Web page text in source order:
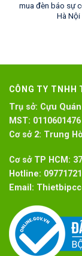
mua đèn báo sự
Hà Nội
CÔNG TY TNHH
Trụ sở: Cựu
MST: 0110601476
Cơ sở 2: Trung
Cơ sở TP HCM:
Hotline:
Email: